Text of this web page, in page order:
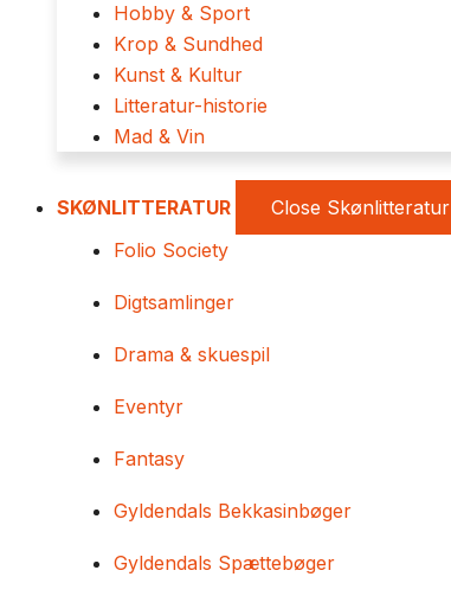
Hobby & Sport
Krop & Sundhed
Kunst & Kultur
Litteratur-historie
Mad & Vin
SKØNLITTERATUR Close Skønlitteratur
Folio Society
Digtsamlinger
Drama & skuespil
Eventyr
Fantasy
Gyldendals Bekkasinbøger
Gyldendals Spættebøger